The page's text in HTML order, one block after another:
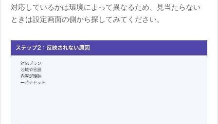
対応しているかは環境によって異なるため、見当たらない
ときは設定画面の側から探してみてください。